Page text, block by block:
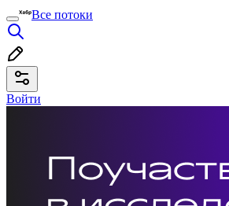
Все потоки
Войти